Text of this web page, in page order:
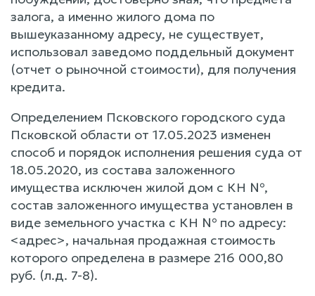
залога, а именно жилого дома по
вышеуказанному адресу, не существует,
использовал заведомо поддельный документ
(отчет о рыночной стоимости), для получения
кредита.
Определением Псковского городского суда
Псковской области от 17.05.2023 изменен
способ и порядок исполнения решения суда от
18.05.2020, из состава заложенного
имущества исключен жилой дом с КН №,
состав заложенного имущества установлен в
виде земельного участка с КН № по адресу:
<адрес>, начальная продажная стоимость
которого определена в размере 216 000,80
руб. (л.д. 7-8).